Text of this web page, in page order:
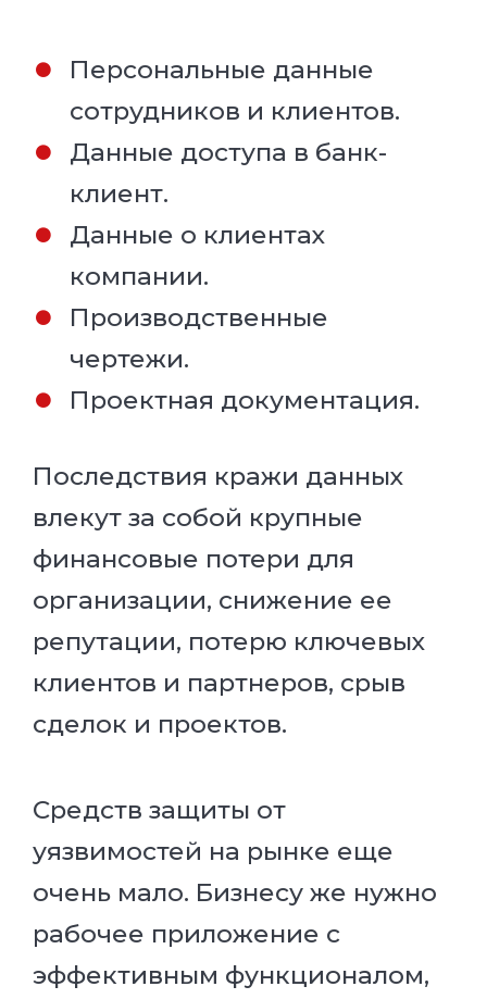
Персональные данные
сотрудников и клиентов.
Данные доступа в банк-
клиент.
Данные о клиентах
компании.
Производственные
чертежи.
Проектная документация.
Последствия кражи данных
влекут за собой крупные
финансовые потери для
организации, снижение ее
репутации, потерю ключевых
клиентов и партнеров, срыв
сделок и проектов.
Средств защиты от
уязвимостей на рынке еще
очень мало. Бизнесу же нужно
рабочее приложение с
эффективным функционалом,